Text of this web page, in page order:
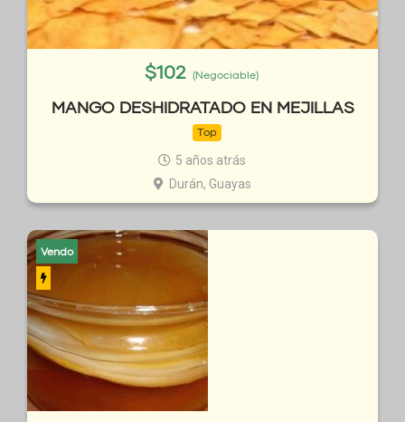
$102 (Negociable)
MANGO DESHIDRATADO EN MEJILLAS
Top
5 años atrás
Durán, Guayas
Vendo